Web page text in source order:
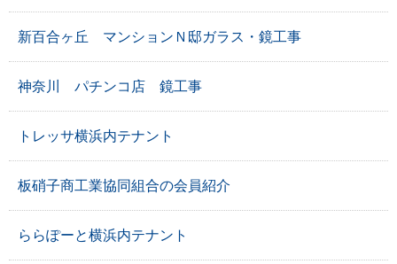
新百合ヶ丘 マンションＮ邸ガラス・鏡工事
神奈川 パチンコ店 鏡工事
トレッサ横浜内テナント
板硝子商工業協同組合の会員紹介
ららぽーと横浜内テナント